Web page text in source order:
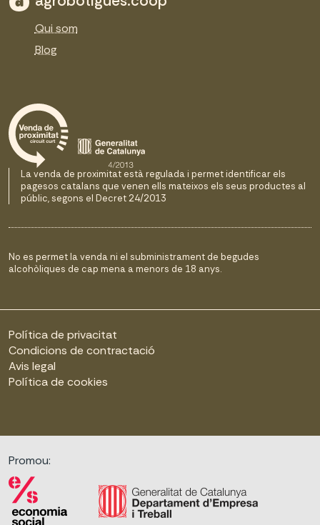
Qui som
Blog
La venda de proximitat està regulada i permet identificar els
pagesos catalans que venen ells mateixos els seus productes al
públic, segons el Decret 24/2013
No es permet la venda ni el subministrament de begudes
alcohòliques de cap mena a menors de 18 anys.
Política de privacitat
Condicions de contractació
Avis legal
Política de cookies
Promou: